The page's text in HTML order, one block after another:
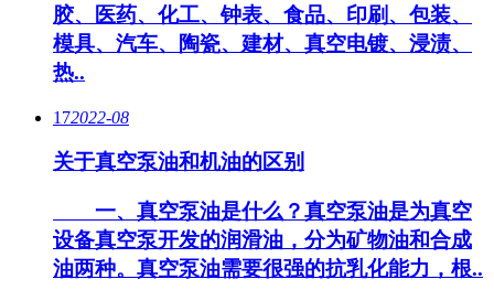
胶、医药、化工、钟表、食品、印刷、包装、
模具、汽车、陶瓷、建材、真空电镀、浸渍、
热..
172022-08
关于真空泵油和机油的区别
一、真空泵油是什么？真空泵油是为真空
设备真空泵开发的润滑油，分为矿物油和合成
油两种。真空泵油需要很强的抗乳化能力，根..